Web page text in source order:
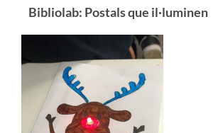
Bibliolab: Postals que il·luminen